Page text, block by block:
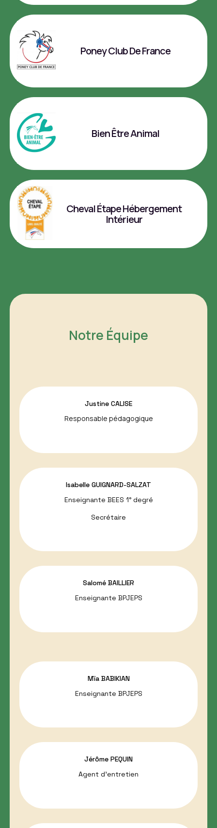
Poney Club De France
Bien Être Animal
Cheval Étape Hébergement
Intérieur
Notre Équipe
Justine CALISE
Responsable pédagogique
Isabelle GUIGNARD-SALZAT
Enseignante BEES 1° degré
Secrétaire
Salomé BAILLIER
Enseignante BPJEPS
Mïa BABIKIAN
Enseignante BPJEPS
Jérôme PEQUIN
Agent d’entretien